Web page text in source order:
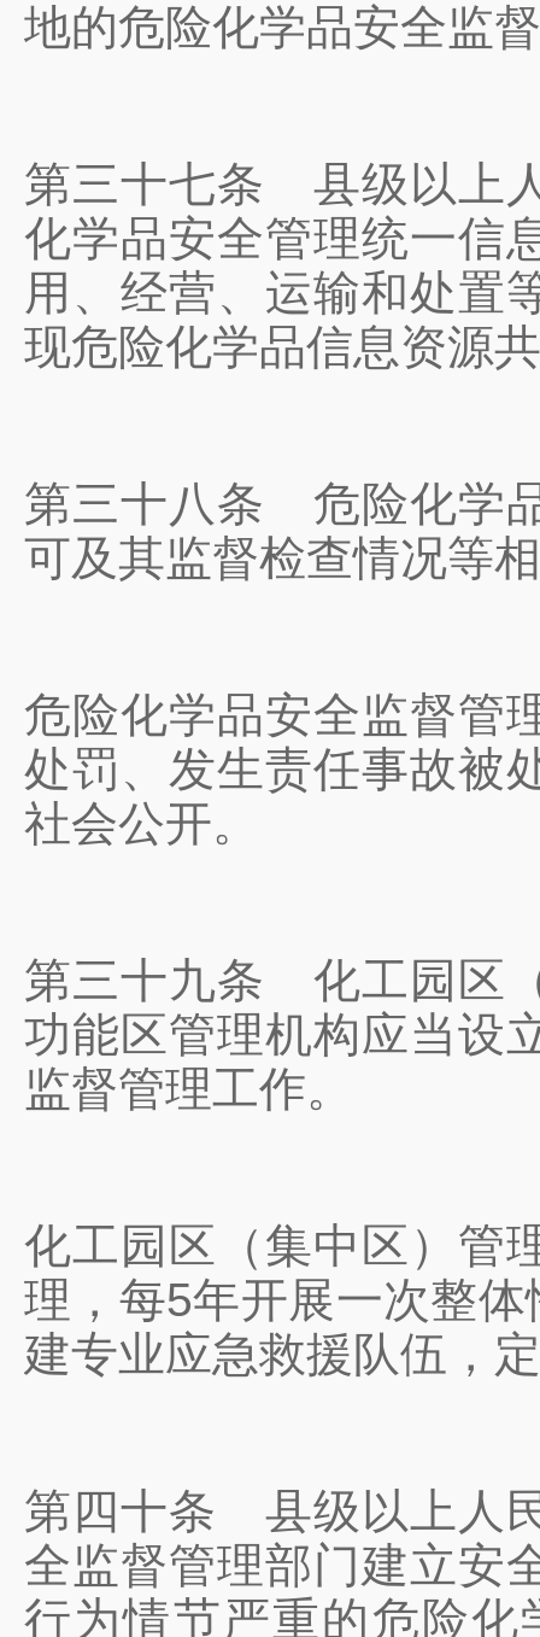
地的危险化学品安全监
第三十七条 县级以上
化学品安全管理统一信
用、经营、运输和处置
现危险化学品信息资源
第三十八条 危险化学
可及其监督检查情况等
危险化学品安全监督管
处罚、发生责任事故被
社会公开。
第三十九条 化工园区
功能区管理机构应当设
监督管理工作。
化工园区（集中区）管
理，每5年开展一次整
建专业应急救援队伍，
第四十条 县级以上人
全监督管理部门建立安
行为情节严重的危险